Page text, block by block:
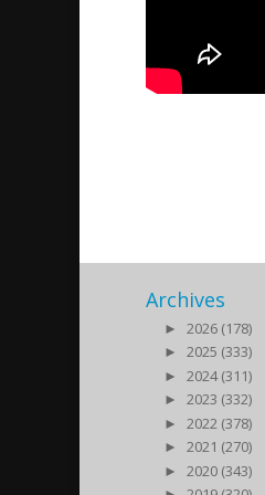
Archives
►
2026 (178)
►
2025 (333)
►
2024 (311)
►
2023 (332)
►
2022 (378)
►
2021 (270)
►
2020 (343)